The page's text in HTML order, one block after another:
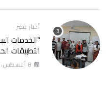
أخبار مصر
“الخدمات
التطبيقات
8 أغسطس، 2026